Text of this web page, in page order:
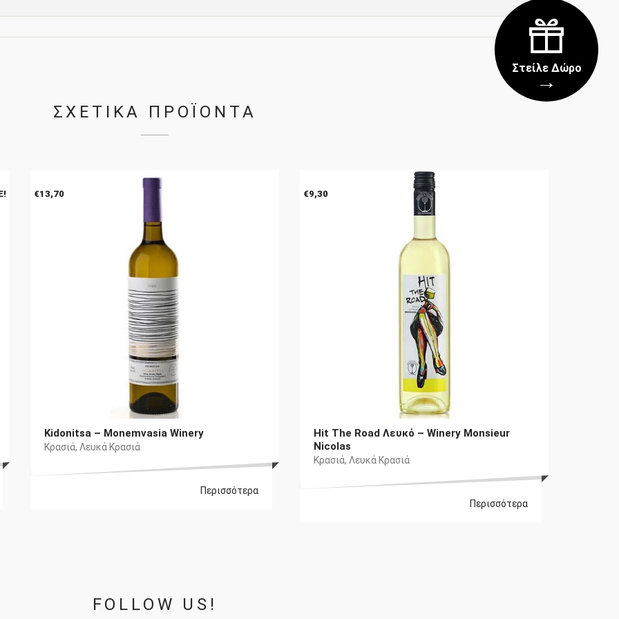
Στείλε Δώρο
→
ΣΧΕΤΙΚΑ ΠΡΟΪΟΝΤΑ
€13,70
Kidonitsa – Monemvasia Winery
Κρασιά, Λευκά Κρασιά
Περισσότερα
€9,30
Hit The Road Λευκό – Winery Monsieur
Nicolas
Κρασιά, Λευκά Κρασιά
Περισσότερα
FOLLOW US!